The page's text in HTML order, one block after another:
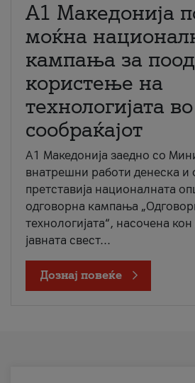
A1 Македонија
моќна
кампања за
користење на
технологијата во
сообраќајот
A1 Македонија заедно со
внатрешни работи денеска и
претставија националната
одговорна кампања
технологијата“, насочена
јавната свест...
Дознај повеќе